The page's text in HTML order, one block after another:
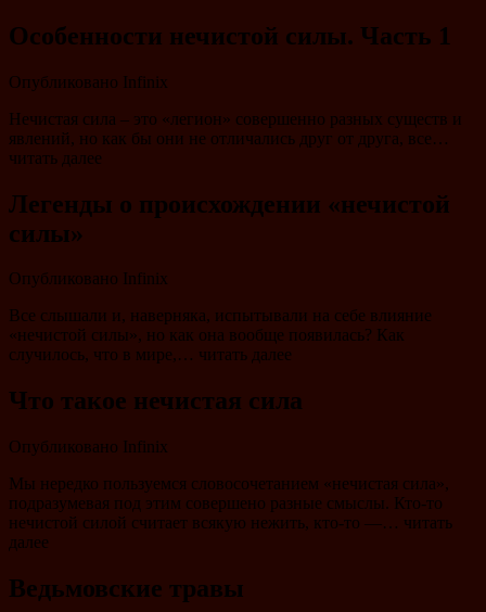
Особенности нечистой силы. Часть 1
Опубликовано Infinix
Нечистая сила – это «легион» совершенно разных существ и
явлений, но как бы они не отличались друг от друга, все…
читать далее
Легенды о происхождении «нечистой
силы»
Опубликовано
Infinix
Все слышали и, наверняка, испытывали на себе влияние
«нечистой силы», но как она вообще появилась? Как
случилось, что в мире,… читать далее
Что такое нечистая сила
Опубликовано Infinix
Мы нередко пользуемся словосочетанием «нечистая сила»,
подразумевая под этим совершено разные смыслы. Кто-то
нечистой силой считает всякую нежить, кто-то —… читать
далее
Ведьмовские травы